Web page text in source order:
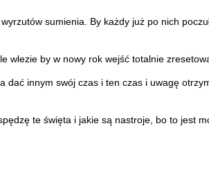
sumienia. By każdy już po nich
wlezie by w nowy rok wejść totalnie
innym swój czas i ten czas i uwagę
te święta i jakie są nastroje, bo to jest